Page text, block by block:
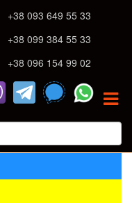
+38 093 649 55 33
+38 099 384 55 33
+38 096 154 99 02